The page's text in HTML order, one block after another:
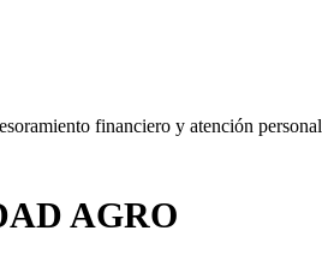
financiero y atención
AGRO